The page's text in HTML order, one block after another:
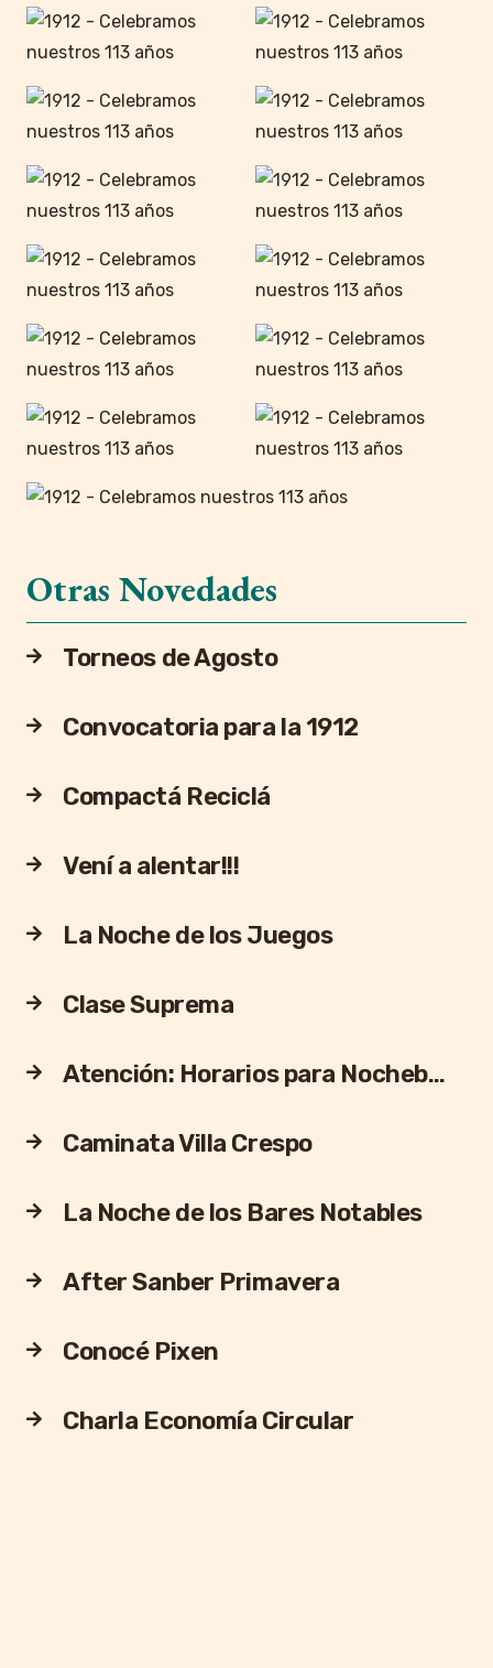
Otras Novedades
Torneos de Agosto
Convocatoria para la 1912
Compactá Reciclá
Vení a alentar!!!
La Noche de los Juegos
Clase Suprema
Atención: Horarios para Nocheb…
Caminata Villa Crespo
La Noche de los Bares Notables
After Sanber Primavera
Conocé Pixen
Charla Economía Circular